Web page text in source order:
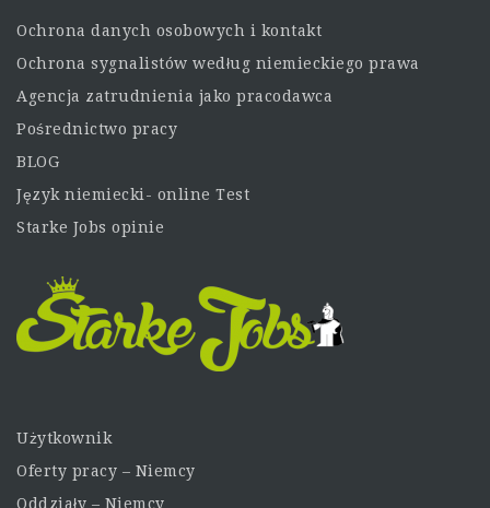
Ochrona danych osobowych i kontakt
Ochrona sygnalistów według niemieckiego prawa
Agencja zatrudnienia jako pracodawca
Pośrednictwo pracy
BLOG
Język niemiecki- online Test
Starke Jobs opinie
Użytkownik
Oferty pracy – Niemcy
Oddziały – Niemcy